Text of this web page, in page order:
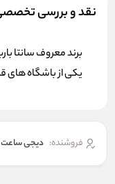
نقد و بررسی
برند معروف سانتا
یکی از باشگاه های
فروشنده: دیجی ساعت